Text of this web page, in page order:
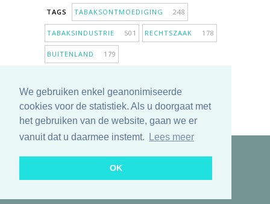
We gebruiken enkel geanonimiseerde
cookies voor de statistiek. Als u doorgaat met
het gebruiken van de website, gaan we er
vanuit dat u daarmee instemt.
Lees meer
OK
TAGS TABAKSONTMOEDIGING 248
TABAKSINDUSTRIE 501 RECHTSZAAK 178
BUITENLAND 179
ANTIROOKBELEID306 ONDERZOEK
MEER TAGS TONEN
Copyright © 2025 TabakNee - Rookpreventie Jeugd